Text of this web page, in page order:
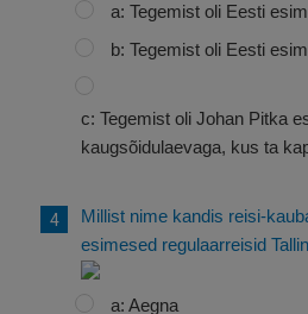
a: Tegemist oli Eesti
b: Tegemist oli Eesti
c: Tegemist oli Johan Pitka
kaugsõidulaevaga, kus ta
Millist nime kandis reisi-
esimesed regulaarreisid
a: Aegna